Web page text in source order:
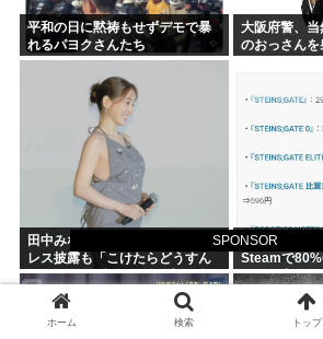
SPONSOR
平和の日に黙祷もせずデモで暴
れるパヨクさんたち
大阪府警、
のおっさん
田中みな実、”背中ぱっくり”ド
レス披露も「こけたらどうすん
の？」10cm超ヒールに心配続
出…妊婦期間も”おしゃれ優
先”で問われた意識
『シュタイン
Steamで
セール中！
ホーム 検索 トップ